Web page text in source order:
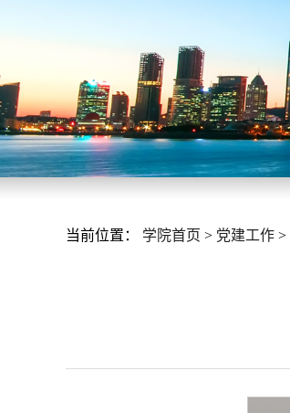
当前位置： 学院首页 > 党建工作 >